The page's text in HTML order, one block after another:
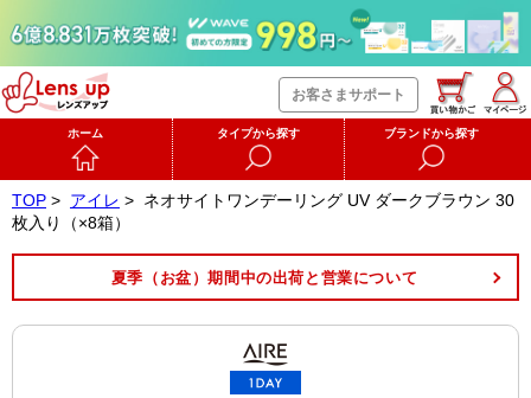
お客さまサポート
ホーム タイプから探す ブランドから探す
TOP > アイレ > ネオサイトワンデーリング UV ダークブラウン 30
枚入り（×8箱）
夏季（お盆）期間中の出荷と営業について